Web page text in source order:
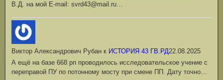
В.Д. на мой Е-mail: svrd43@mail.ru…
Виктор Александрович Рубан к ИСТОРИЯ 43 ГВ.РД22.08.2025
А ещё на базе 668 рп проводилось исследовательское учение с
переправой ПУ по потонному мосту при смене ПП. Дату точно…